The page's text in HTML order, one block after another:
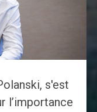
s'est
l’importance